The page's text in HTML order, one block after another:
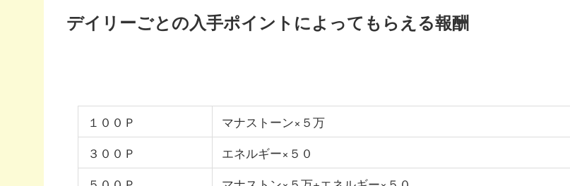
デイリーごとの入手ポイントによってもらえる報酬
１００Ｐ
マナストーン×５万
３００Ｐ
エネルギー×５０